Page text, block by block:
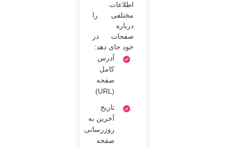
اطلاعات
مختلفی را
درباره
صفحات در
خود جای دهد:
آدرس
کامل
صفحه
(URL)
تاریخ
آخرین به
روزرسانی
صفحه